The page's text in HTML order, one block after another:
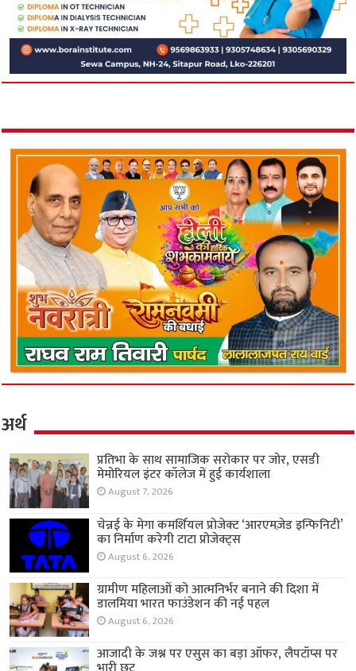
अर्थ
प्रतिभा के साथ सामाजिक सरोकार पर जोर, एसडी
मेमोरियल इंटर कॉलेज में हुई कार्यशाला
August 7, 2026
चेन्नई के मेगा कमर्शियल प्रोजेक्ट ‘आरएमज़ेड इन्फिनिटी’
का निर्माण करेगी टाटा प्रोजेक्ट्स
August 6, 2026
ग्रामीण महिलाओं को आत्मनिर्भर बनाने की दिशा में
डालमिया भारत फाउंडेशन की नई पहल
August 6, 2026
आजादी के जश्न पर एसुस का बड़ा ऑफर, लैपटॉप्स पर